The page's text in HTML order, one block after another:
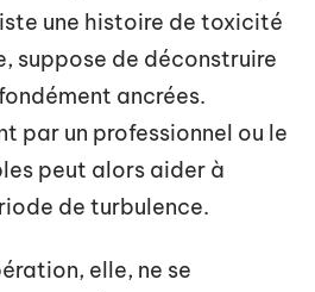
une histoire de toxicité
suppose de déconstruire
ancrées.
par un professionnel ou le
peut alors aider à
de turbulence.
elle, ne se